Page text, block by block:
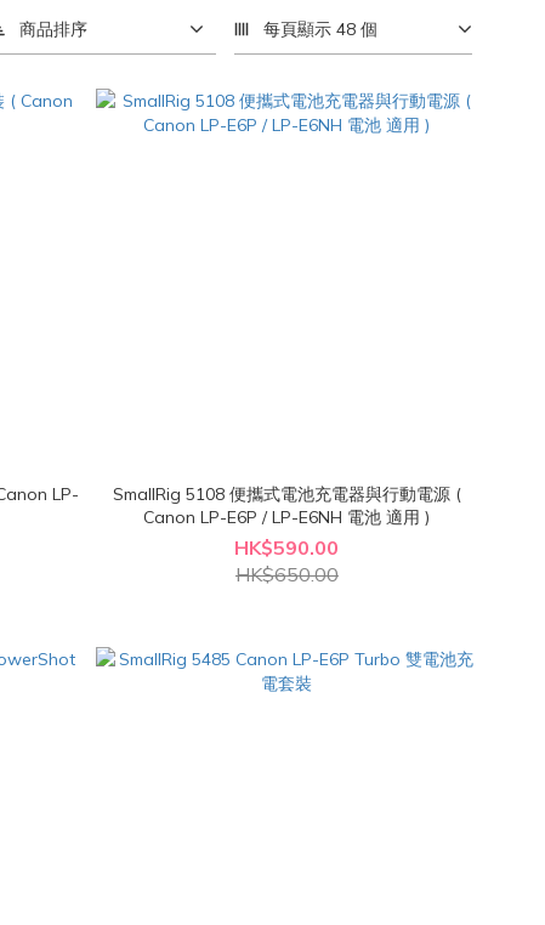
商品排序 每頁顯示 48 個
LP-
SmallRig 5108 便攜式電池充電器與行動電源 (
Canon LP-E6P / LP-E6NH 電池 適用 )
HK$590.00
HK$650.00